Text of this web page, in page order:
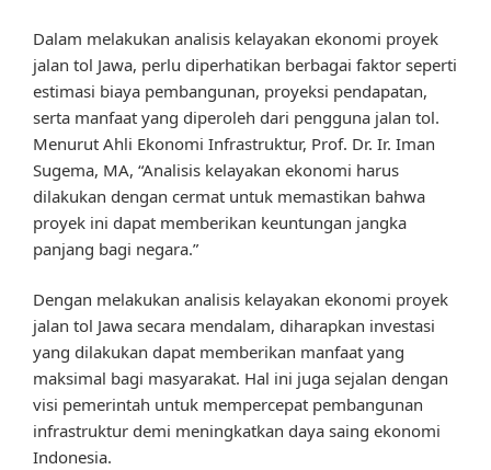
Dalam melakukan analisis kelayakan ekonomi proyek
jalan tol Jawa, perlu diperhatikan berbagai faktor seperti
estimasi biaya pembangunan, proyeksi pendapatan,
serta manfaat yang diperoleh dari pengguna jalan tol.
Menurut Ahli Ekonomi Infrastruktur, Prof. Dr. Ir. Iman
Sugema, MA, “Analisis kelayakan ekonomi harus
dilakukan dengan cermat untuk memastikan bahwa
proyek ini dapat memberikan keuntungan jangka
panjang bagi negara.”
Dengan melakukan analisis kelayakan ekonomi proyek
jalan tol Jawa secara mendalam, diharapkan investasi
yang dilakukan dapat memberikan manfaat yang
maksimal bagi masyarakat. Hal ini juga sejalan dengan
visi pemerintah untuk mempercepat pembangunan
infrastruktur demi meningkatkan daya saing ekonomi
Indonesia.